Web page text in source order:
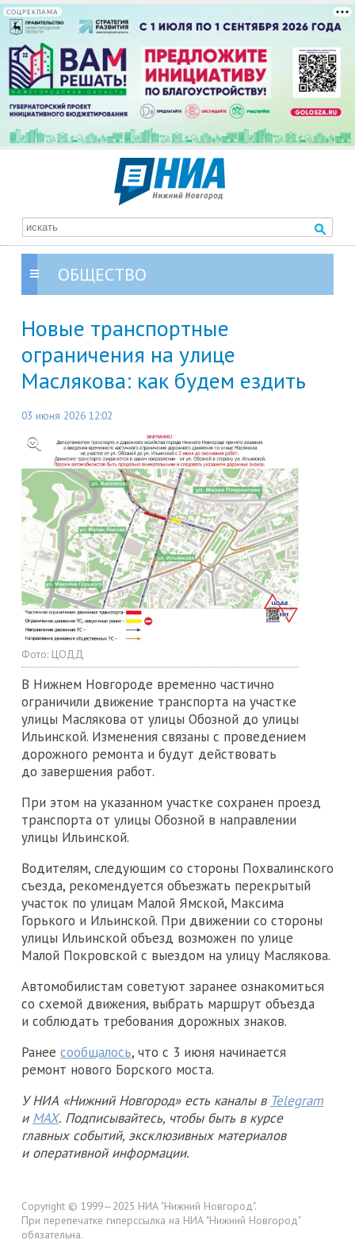
СОЦРЕКЛАМА
ОБЩЕСТВО
Новые транспортные
ограничения на улице
Маслякова: как будем ездить
03 июня 2026 12:02
Фото: ЦОДД
В Нижнем Новгороде временно частично
ограничили движение транспорта на участке
улицы Маслякова от улицы Обозной до улицы
Ильинской. Изменения связаны с проведением
дорожного ремонта и будут действовать
до завершения работ.
При этом на указанном участке сохранен проезд
транспорта от улицы Обозной в направлении
улицы Ильинской.
Водителям, следующим со стороны Похвалинского
съезда, рекомендуется объезжать перекрытый
участок по улицам Малой Ямской, Максима
Горького и Ильинской. При движении со стороны
улицы Ильинской объезд возможен по улице
Малой Покровской с выездом на улицу Маслякова.
Автомобилистам советуют заранее ознакомиться
со схемой движения, выбрать маршрут объезда
и соблюдать требования дорожных знаков.
Ранее сообщалось, что с 3 июня начинается
ремонт нового Борского моста.
У НИА «Нижний Новгород» есть каналы в Telegram
и MAX. Подписывайтесь, чтобы быть в курсе
главных событий, эксклюзивных материалов
и оперативной информации.
Copyright © 1999—2025 НИА "Нижний Новгород".
При перепечатке гиперссылка на НИА "Нижний Новгород"
обязательна.